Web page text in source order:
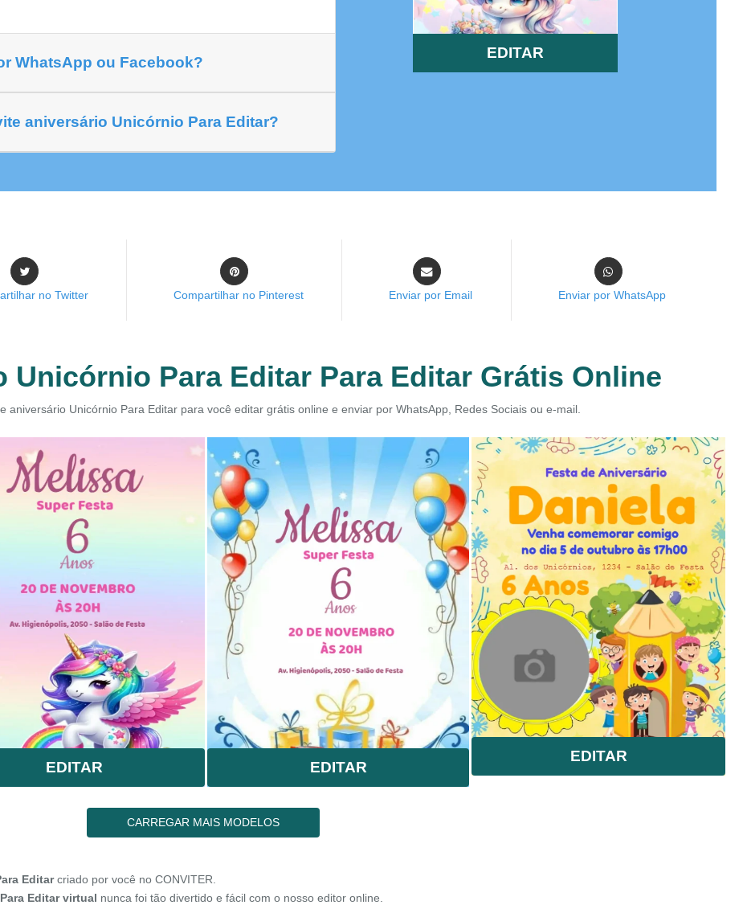
WhatsApp ou Facebook?
aniversário Unicórnio Para Editar?
EDITAR
no Twitter Compartilhar no Pinterest Enviar por Email Enviar por WhatsApp
Unicórnio Para Editar Para Editar Grátis Online
aniversário Unicórnio Para Editar para você editar grátis online e enviar por WhatsApp, Redes Sociais ou e-mail.
EDITAR EDITAR
EDITAR
CARREGAR MAIS MODELOS
Editarcriado por você no CONVITER.
Editar virtual nunca foi tão divertido e fácil com o nosso editor online.